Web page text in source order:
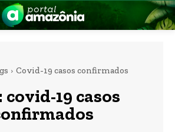
Covid-19 casos confirmados
covid-19 casos